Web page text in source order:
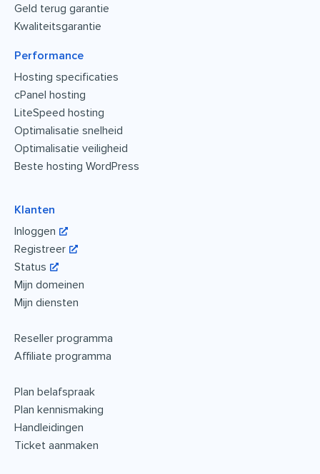
Geld terug garantie
Kwaliteitsgarantie
Performance
Hosting specificaties
cPanel hosting
LiteSpeed hosting
Optimalisatie snelheid
Optimalisatie veiligheid
Beste hosting WordPress
Klanten
Inloggen
Registreer
Status
Mijn domeinen
Mijn diensten
Reseller programma
Affiliate programma
Plan belafspraak
Plan kennismaking
Handleidingen
Ticket aanmaken